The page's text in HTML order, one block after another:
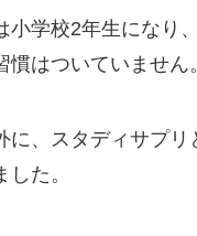
小学校2年生になり
慣はついていません。
に、スタディサプ
た。